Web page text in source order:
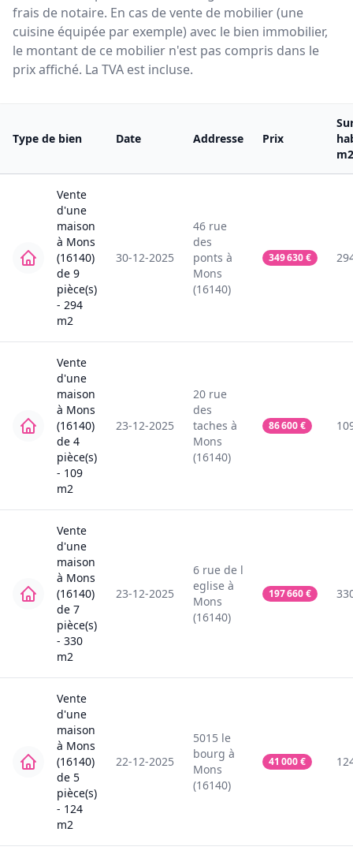
frais de notaire. En cas de vente de mobilier (une
cuisine équipée par exemple) avec le bien immobilier,
le montant de ce mobilier n'est pas compris dans le
prix affiché. La TVA est incluse.
Type de bien Date Addresse Prix
m2
Vente
d'une
maison
à Mons
(16140)
de 9
pièce(s)
- 294
m2
30-12-2025
46 rue
des
ponts à
Mons
(16140)
349 630€
Vente
d'une
maison
à Mons
(16140)
de 4
pièce(s)
- 109
m2
23-12-2025
20 rue
des
taches à
Mons
(16140)
86 600€
Vente
d'une
maison
à Mons
(16140)
de 7
pièce(s)
- 330
m2
23-12-2025
6 rue de l
eglise à
Mons
(16140)
197 660€
Vente
d'une
maison
à Mons
(16140)
de 5
pièce(s)
- 124
m2
22-12-2025
5015 le
bourg à
Mons
(16140)
41 000€